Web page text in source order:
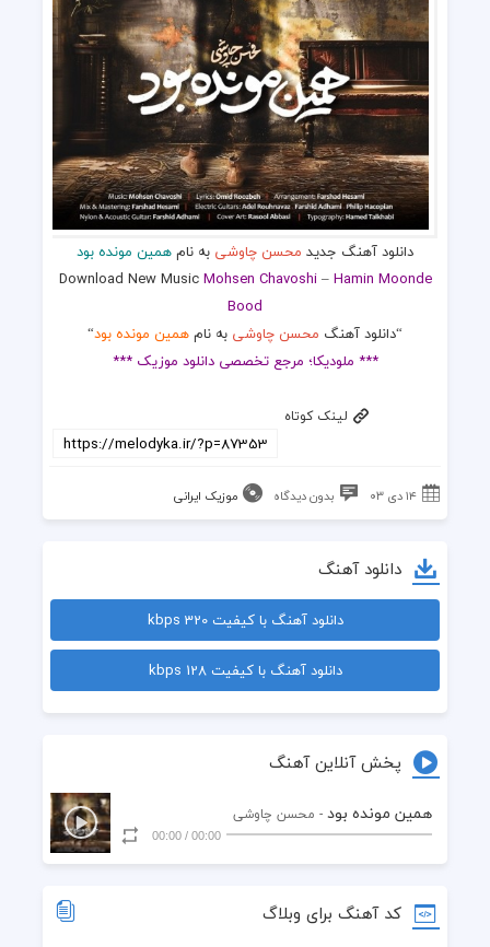
دانلود آهنگ جدید محسن چاوشی به نامهمین مونده بود
Download New MusicMohsen Chavoshi–Hamin Moonde
Bood
“دانلود آهنگ محسن چاوشی به نامهمین مونده بود“
*** ملودیکا؛ مرجع تخصصی دانلود موزیک ***
لینک کوتاه
۱۴ دی ۰۳ بدون دیدگاه موزیک ایرانی
دانلود آهنگ
دانلود آهنگ با کیفیت 320 kbps
دانلود آهنگ با کیفیت 128 kbps
پخش آنلاین آهنگ
همین مونده بود - محسن چاوشی
00:00
/
00:00
کد آهنگ برای وبلاگ